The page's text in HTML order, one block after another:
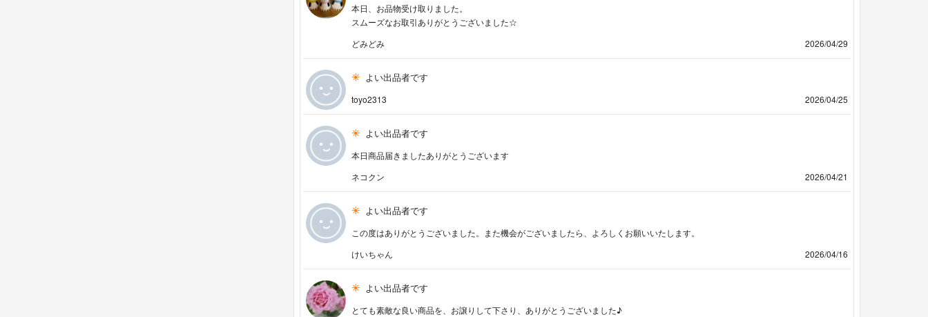
本日、お品物受け取りました。
スムーズなお取引ありがとうございました☆
どみどみ
2026/04/29
よい出品者です
toyo2313 2026/04/25
よい出品者です
本日商品届きましたありがとうございます
ネコクン
2026/04/21
よい出品者です
この度はありがとうございました。また機会がございましたら、よろしくお願いいたします。
けいちゃん
2026/04/16
よい出品者です
とても素敵な良い商品を、お譲りして下さり、ありがとうございました♪